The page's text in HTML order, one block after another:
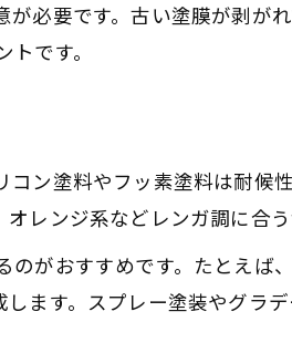
練をプラスする方法
ラー塗装術
調レンガ風外壁
レンガ調の魅力
訣
せるメンテナンス法
壁の耐久性
必要です。古い塗膜が剥が
です。
ン塗料やフッ素塗料は耐候
レンジ系などレンガ調に合う
がおすすめです。たとえば
ます。スプレー塗装やグラ